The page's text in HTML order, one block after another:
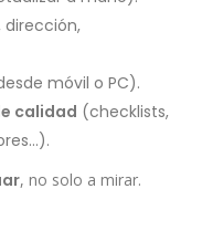
dirección,
móvil o PC).
calidad (checklists,
, no solo a mirar.